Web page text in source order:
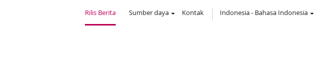
Rilis Berita Sumber daya Kontak Indonesia- Bahasa Indonesia